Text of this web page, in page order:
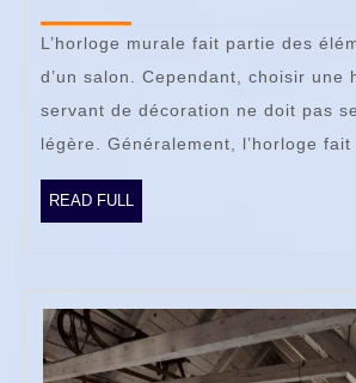
L’horloge murale fait partie des
d’un salon. Cependant, choisir une
servant de décoration ne doit pas
légère. Généralement, l’horloge
READ FULL
FULL